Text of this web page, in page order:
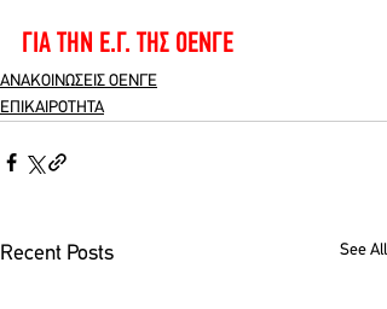
ΓΙΑ ΤΗΝ Ε.Γ. ΤΗΣ ΟΕΝΓΕ
ΑΝΑΚΟΙΝΩΣΕΙΣ ΟΕΝΓΕ
ΕΠΙΚΑΙΡΟΤΗΤΑ
Recent Posts See All